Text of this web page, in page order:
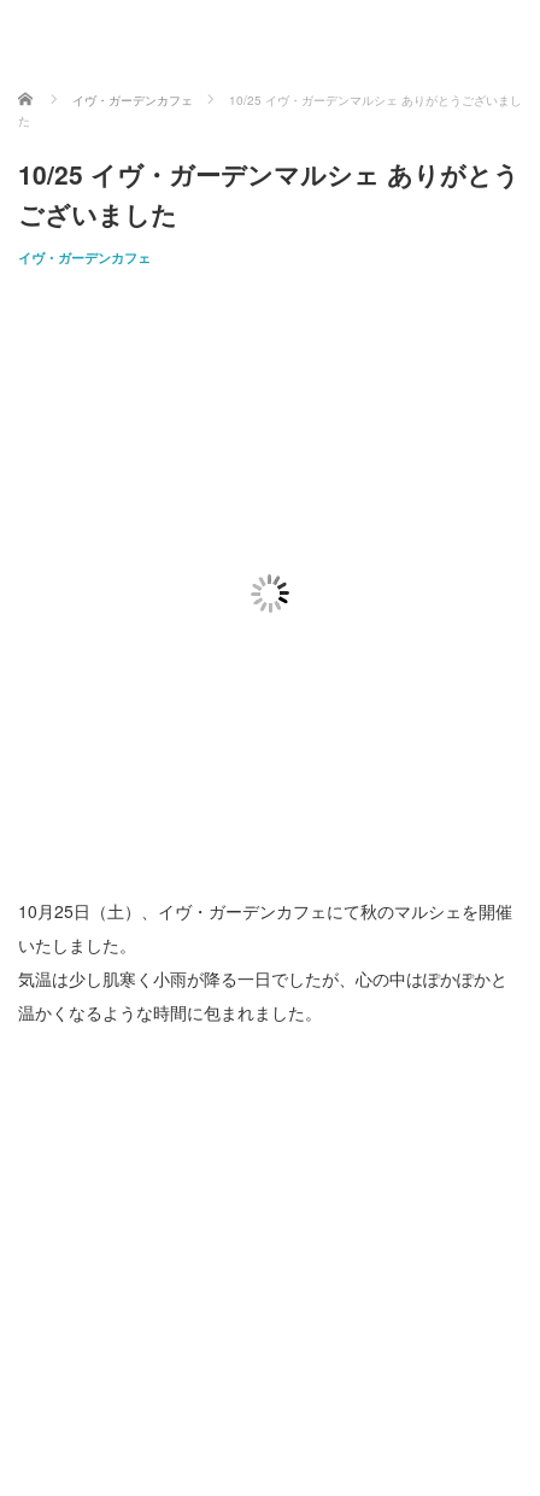
ホーム イヴ・ガーデンカフェ
10/25 イヴ・ガーデンマルシェ ありがとうございまし
た
10/25 イヴ・ガーデンマルシェ ありがとう
ございました
イヴ・ガーデンカフェ
10月25日（土）、イヴ・ガーデンカフェにて秋のマルシェを開催
いたしました。
気温は少し肌寒く小雨が降る一日でしたが、心の中はぽかぽかと
温かくなるような時間に包まれました。